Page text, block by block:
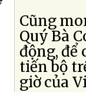
Cũng
Quý Bà
động, để
tiến bộ
giờ của